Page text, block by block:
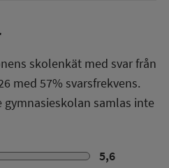
skolenkät med svar från
med 57% svarsfrekvens.
gymnasieskolan samlas inte
5,6